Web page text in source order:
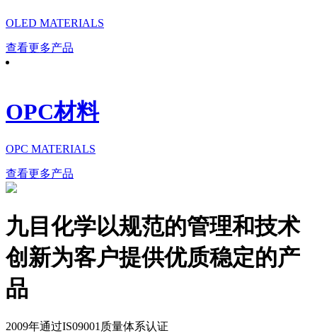
OLED MATERIALS
查看更多产品
OPC材料
OPC MATERIALS
查看更多产品
九目化学以规范的管理和技术
创新为客户提供优质稳定的产
品
2009年通过IS09001质量体系认证